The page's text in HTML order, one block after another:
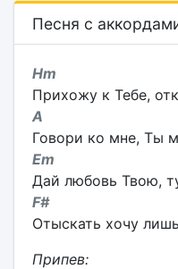
Песня с
Hm
Прихожу к Тебе,
A
Говори ко мне, Ты
Em
Дай любовь Твою,
F#
Отыскать хочу
Припев: